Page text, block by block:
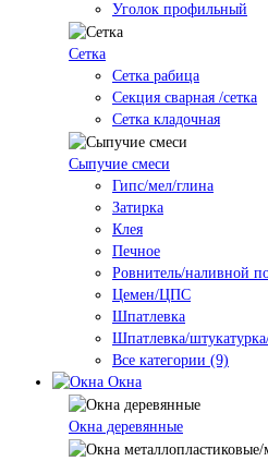
Уголок профильный
Сетка
Cетка рабица
Секция сварная /сетка
Сетка кладочная
Сыпучие смеси
Гипс/мел/глина
Затирка
Клея
Печное
Ровнитель/наливной
Цемен/ЦПС
Шпатлевка
Шпатлевка/
Все категории (9)
Окна
Окна деревянные